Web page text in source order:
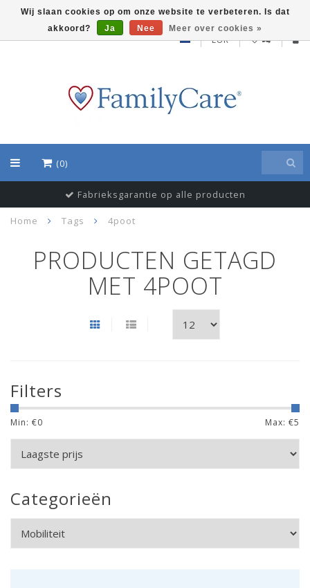
EUR
(0)
Fabrieksgarantie op alle producten
Home Tags 4poot
PRODUCTEN GETAGD
MET 4POOT
Filters
Min: €0 Max: €5
Categorieën
Wij slaan cookies op om onze website te verbeteren. Is dat
akkoord?
Ja Nee Meer over cookies »